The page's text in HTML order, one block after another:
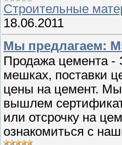
Строительные
18.06.2011
Мы предлагаем:
Продажа цемента -
мешках, поставки
цены на цемент.
вышлем
или отсрочку на
ознакомиться с